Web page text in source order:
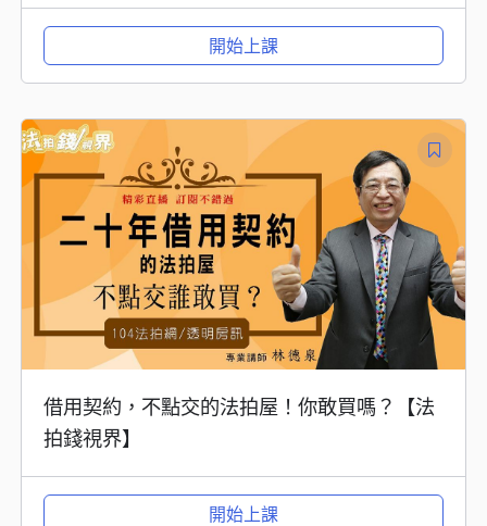
開始上課
借用契約，不點交的法拍屋！你敢買嗎？【法
拍錢視界】
開始上課